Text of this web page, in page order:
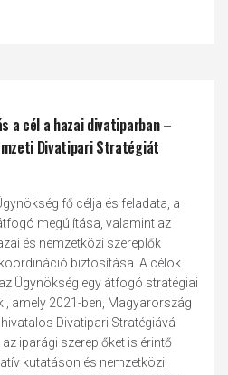
a cél a hazai divatiparban –
Divatipari Stratégiát
fő célja és feladata, a
megújítása, valamint az
és nemzetközi szereplők
biztosítása. A célok
Ügynökség egy átfogó stratégiai
amely 2021-ben, Magyarország
Divatipari Stratégiává
iparági szereplőket is érintő
kutatáson és nemzetközi